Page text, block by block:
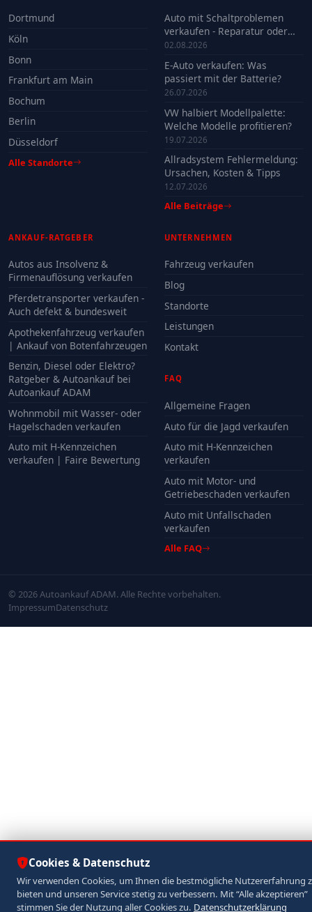
Dortmund
Köln
Bonn
Frankfurt am Main
Bochum
Berlin
Düsseldorf
Alle Standorte
Auto mit Schaltproblemen
verkaufen - Reparatur oder
Verkauf?
02.08.2026
E-Auto verkaufen: Was
passiert mit der Batterie?
26.07.2026
VW halbiert Modellpalette:
Welche Modelle profitieren?
19.07.2026
Allradsystem Fehlermeldung:
Ursachen, Kosten & Tipps
12.07.2026
Alle Beiträge
ANKAUF-RATGEBER
Autos aus Insolvenz &
Firmenauflösung verkaufen
Pferdetransporter verkaufen -
Auch defekt & bundesweit
Apothekenfahrzeug verkaufen
| Ankauf von Botenfahrzeugen
Benzin, Diesel oder Elektro?
Ratgeber & Autoankauf bei
Autoankauf ADAM
Wohnmobil mit Wasser- oder
Hagelschaden verkaufen
Auto mit H-Kennzeichen
verkaufen | Faire Bewertung
UNTERNEHMEN
Fahrzeug verkaufen
Blog
Standorte
Leistungen
Kontakt
FAQ
Allgemeine Fragen
Auto für die Jagd verkaufen
Auto mit H-Kennzeichen
verkaufen
Auto mit Motor- und
Getriebeschaden verkaufen
Auto mit Unfallschaden
verkaufen
Alle FAQ
© 2026 Autoankauf ADAM. Alle Rechte vorbehalten.
ImpressumDatenschutz
Cookies & Datenschutz
Wir verwenden Cookies, um Ihnen die bestmögliche Nutzererfahrung
bieten und unseren Service stetig zu verbessern. Mit “Alle akzeptieren”
stimmen Sie der Nutzung aller Cookies zu. Datenschutzerklärung